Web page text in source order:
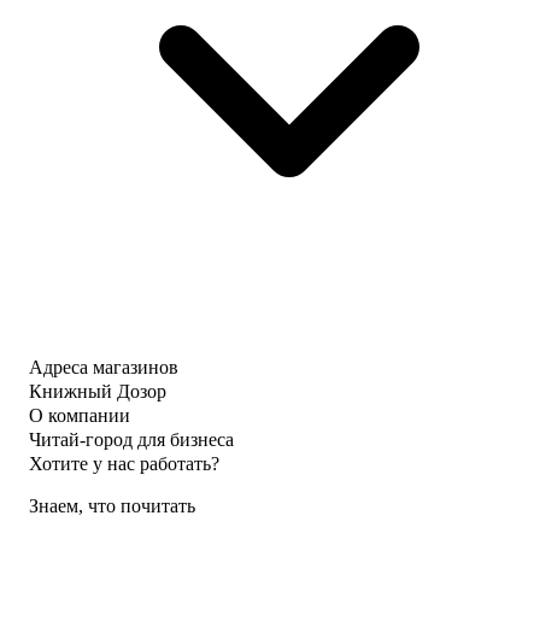
Адреса магазинов
Книжный Дозор
О компании
Читай-город для бизнеса
Хотите у нас работать?
Знаем, что почитать